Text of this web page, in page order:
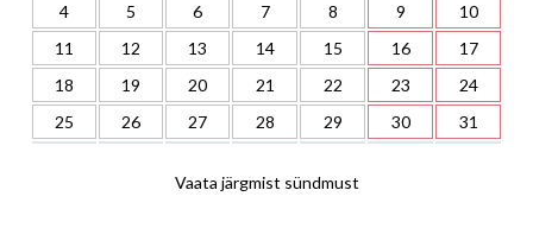
4
5 6 7 8 9
10
11
12 13 14 15 16
17
18
19 20 21 22 23
24
25
26 27 28 29 30 31
Vaata järgmist sündmust